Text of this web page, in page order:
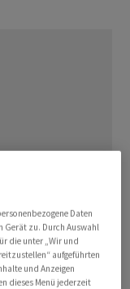
Daten
Gerät zu. Durch Auswahl
die unter „Wir und
aufgeführten
und Anzeigen
dieses Menü jederzeit